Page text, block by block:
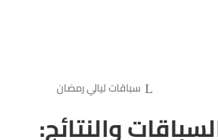
سباقات ليالي رمضان
والنتائج: